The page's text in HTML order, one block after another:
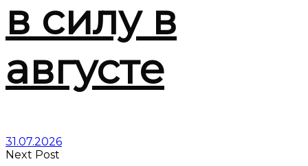
в силу в
августе
31.07.2026
Next Post